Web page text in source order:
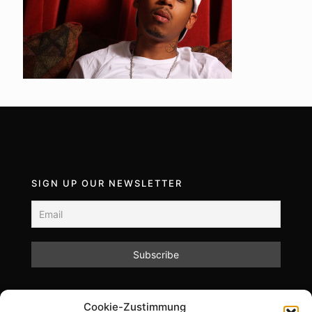
Cookie-Zustimmung
SIGN UP OUR NEWSLETTER
unsere Datenschutzrichtlinien.